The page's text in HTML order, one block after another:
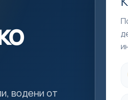
водени от